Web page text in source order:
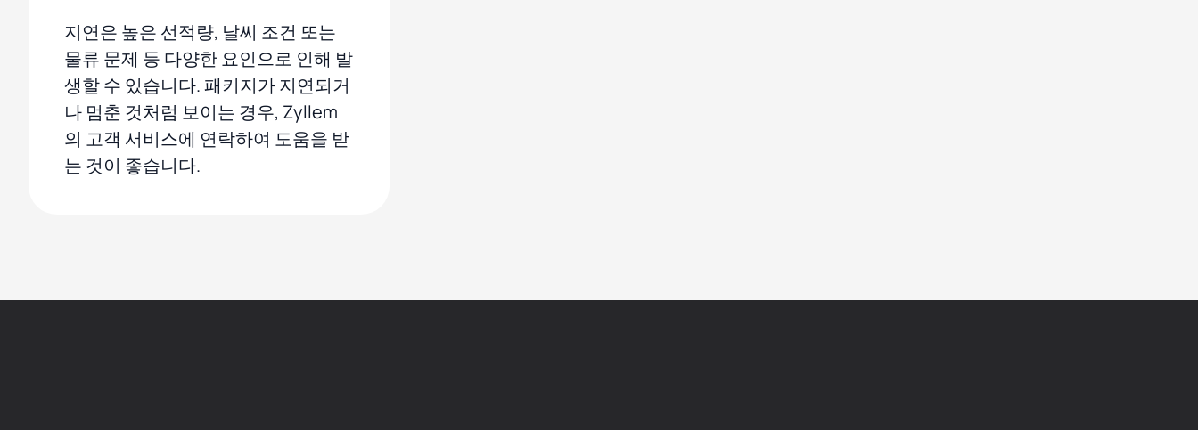
지연은 높은 선적량, 날씨 조건 또는
물류 문제 등 다양한 요인으로 인해 발
생할 수 있습니다. 패키지가 지연되거
나 멈춘 것처럼 보이는 경우, Zyllem
의 고객 서비스에 연락하여 도움을 받
는 것이 좋습니다.